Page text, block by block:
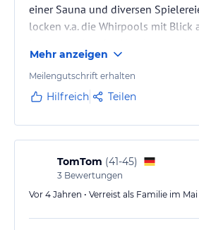
einer Sauna und diversen
locken v.a. die Whirpools mit Blick
viele unnötige Bereiche und man
mehr Fokus auf Service setzen
Mehr anzeigen
Meilengutschrift erhalten
Hilfreich Teilen
TomTom (41-45)
3 Bewertungen
Vor 4 Jahren • Verreist als Familie im Mai